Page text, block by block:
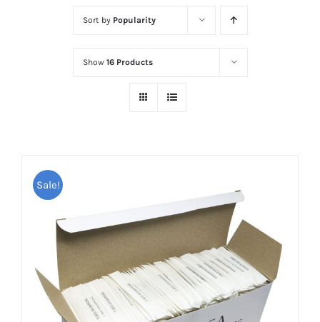
Sort by Popularity
Show 16 Products
Sale!